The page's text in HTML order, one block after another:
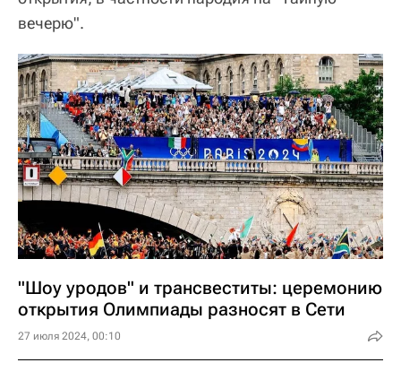
вечерю".
"Шоу уродов" и трансвеститы: церемонию
открытия Олимпиады разносят в Сети
27 июля 2024, 00:10